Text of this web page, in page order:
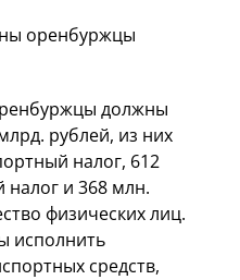
оренбуржцы
должны
рублей, из них
налог, 612
и 368 млн.
физических лиц.
исполнить
средств,